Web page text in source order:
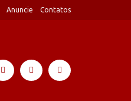
Anuncie Contatos